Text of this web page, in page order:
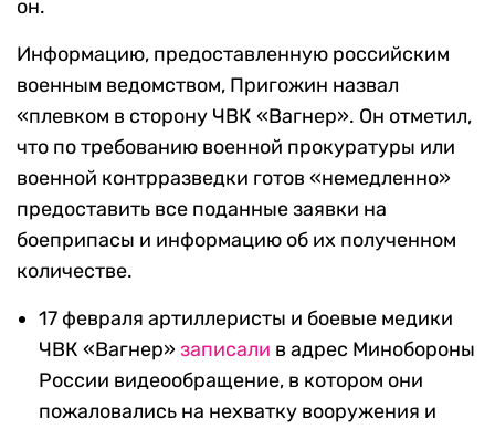
он.
Информацию, предоставленную российским
военным ведомством, Пригожин назвал
«плевком в сторону ЧВК «Вагнер». Он отметил,
что по требованию военной прокуратуры или
военной контрразведки готов «немедленно»
предоставить все поданные заявки на
боеприпасы и информацию об их полученном
количестве.
17 февраля артиллеристы и боевые медики
ЧВК «Вагнер»записали в адрес Минобороны
России видеообращение, в котором они
пожаловались на нехватку вооружения и